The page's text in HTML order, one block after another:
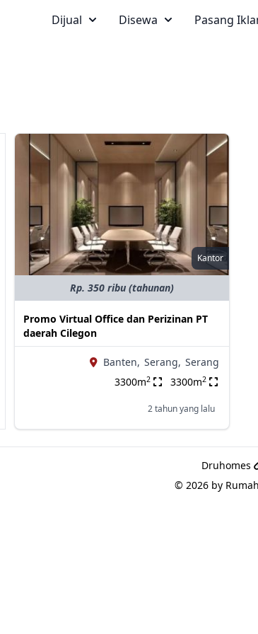
Dijual Disewa Pasang
Kantor
Rp. 350 ribu (tahunan)
Promo Virtual Office dan Perizinan PT
daerah Cilegon
Banten, Serang, Serang
3300m2 3300m2
2 tahun yang lalu
Druhomes
© 2026 by